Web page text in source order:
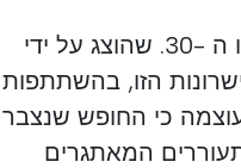
המשמר נמשך בכרמו 81, שם נערך פסטיבל הטרמומטרו ה -30. שהוצג על ידי
הזו, בהשתתפות
כי החופש שנצבר